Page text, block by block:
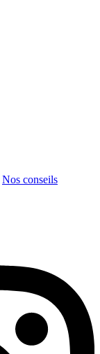
Nos conseils